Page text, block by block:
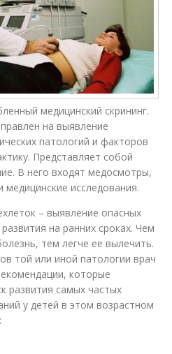
медицинский скрининг.
на выявление
патологий и факторов
Представляет собой
В него входят медосмотры,
исследования.
– выявление опасных
на ранних сроках. Чем
тем легче ее вылечить.
той или иной патологии врач
которые
развития самых частых
у детей в этом возрастном